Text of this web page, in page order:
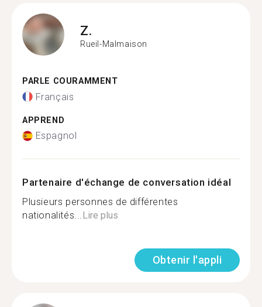
Z.
Rueil-Malmaison
PARLE COURAMMENT
Français
APPREND
Espagnol
Partenaire d'échange de conversation idéal
Plusieurs personnes de différentes
nationalités...Lire plus
Obtenir l'appli